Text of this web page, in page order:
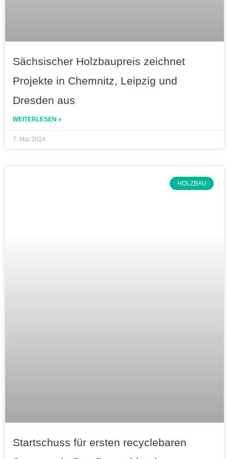
Sächsischer Holzbaupreis zeichnet
Projekte in Chemnitz, Leipzig und
Dresden aus
WEITERLESEN »
7. Mai 2024
HOLZBAU
Startschuss für ersten recyclebaren